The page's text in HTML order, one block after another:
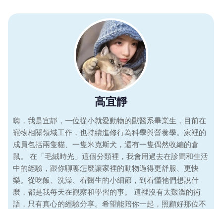
高宜靜
嗨，我是宜靜，一位從小就愛動物的獸醫系畢業生，目前在
寵物相關領域工作，也持續進修行為科學與營養學。家裡的
成員包括兩隻貓、一隻米克斯犬，還有一隻偶然收編的倉
鼠。 在「毛絨時光」這個分類裡，我會用過去在診間和生活
中的經驗，跟你聊聊怎麼讓家裡的動物過得更舒服、更快
樂。從吃飯、洗澡、看醫生的小細節，到看懂牠們想說什
麼，都是我每天在觀察和學習的事。 這裡沒有太艱澀的術
語，只有真心的經驗分享。希望能陪你一起，照顧好那位不